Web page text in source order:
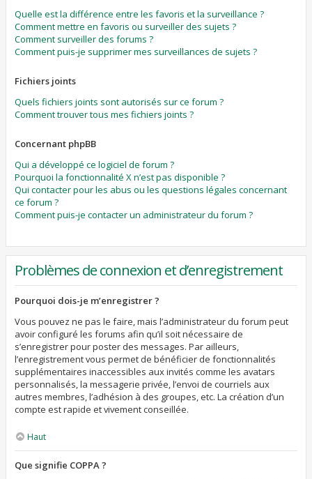
Quelle est la différence entre les favoris et la surveillance ?
Comment mettre en favoris ou surveiller des sujets ?
Comment surveiller des forums ?
Comment puis-je supprimer mes surveillances de sujets ?
Fichiers joints
Quels fichiers joints sont autorisés sur ce forum ?
Comment trouver tous mes fichiers joints ?
Concernant phpBB
Qui a développé ce logiciel de forum ?
Pourquoi la fonctionnalité X n’est pas disponible ?
Qui contacter pour les abus ou les questions légales concernant
ce forum ?
Comment puis-je contacter un administrateur du forum ?
Problèmes de connexion et d’enregistrement
Pourquoi dois-je m’enregistrer ?
Vous pouvez ne pas le faire, mais l’administrateur du forum peut
avoir configuré les forums afin qu’il soit nécessaire de
s’enregistrer pour poster des messages. Par ailleurs,
l’enregistrement vous permet de bénéficier de fonctionnalités
supplémentaires inaccessibles aux invités comme les avatars
personnalisés, la messagerie privée, l’envoi de courriels aux
autres membres, l’adhésion à des groupes, etc. La création d’un
compte est rapide et vivement conseillée.
Haut
Que signifie COPPA ?